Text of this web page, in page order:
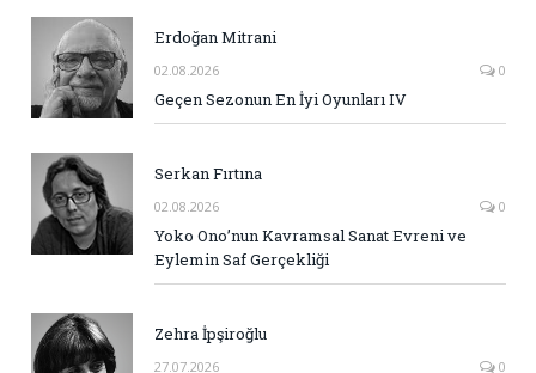
Erdoğan Mitrani
02.08.2026 0
Geçen Sezonun En İyi Oyunları IV
Serkan Fırtına
02.08.2026 0
Yoko Ono’nun Kavramsal Sanat Evreni ve
Eylemin Saf Gerçekliği
Zehra İpşiroğlu
27.07.2026 0